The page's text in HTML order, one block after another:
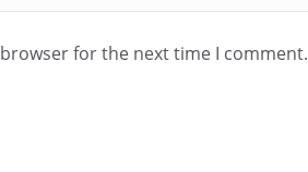
for the next time I comment.